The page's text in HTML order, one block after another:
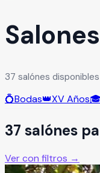
37 salónes
💍Bodas👑XV Años
37 salónes
Ver con filtros →